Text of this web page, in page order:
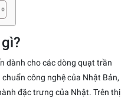
dành cho các dòng quạt trần
công nghệ của Nhật Bản,
đặc trưng của Nhật. Trên thị